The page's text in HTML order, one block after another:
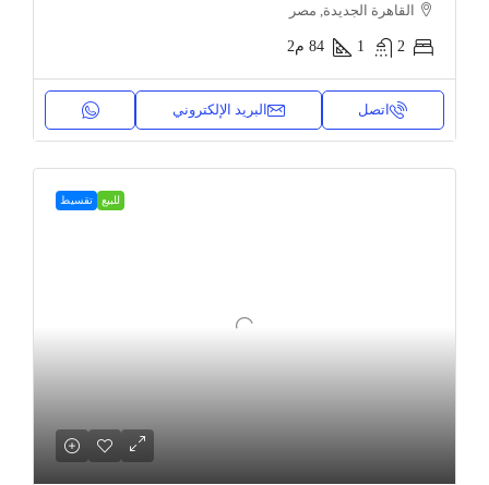
القاهرة الجديدة, مصر
2
1
84 م2
اتصل البريد الإلكتروني
للبيع تقسيط